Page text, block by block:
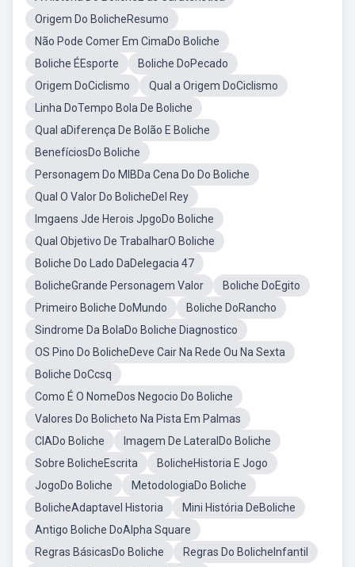
Origem Do BolicheResumo
Não Pode Comer Em CimaDo Boliche
Boliche ÉEsporte
Boliche DoPecado
Origem DoCiclismo
Qual a Origem DoCiclismo
Linha DoTempo Bola De Boliche
Qual aDiferença De Bolão E Boliche
BenefíciosDo Boliche
Personagem Do MIBDa Cena Do Do Boliche
Qual O Valor Do BolicheDel Rey
Imgaens Jde Herois JpgoDo Boliche
Qual Objetivo De TrabalharO Boliche
Boliche Do Lado DaDelegacia 47
BolicheGrande Personagem Valor
Boliche DoEgito
Primeiro Boliche DoMundo
Boliche DoRancho
Sindrome Da BolaDo Boliche Diagnostico
OS Pino Do BolicheDeve Cair Na Rede Ou Na Sexta
Boliche DoCcsq
Como É O NomeDos Negocio Do Boliche
Valores Do Bolicheto Na Pista Em Palmas
CIADo Boliche
Imagem De LateralDo Boliche
Sobre BolicheEscrita
BolicheHistoria E Jogo
JogoDo Boliche
MetodologiaDo Boliche
BolicheAdaptavel Historia
Mini História DeBoliche
Antigo Boliche DoAlpha Square
Regras BásicasDo Boliche
Regras Do BolicheInfantil